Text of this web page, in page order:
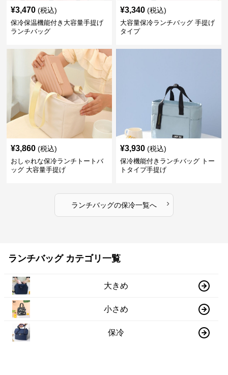
¥3,470 (税込)
保冷保温機能付き大容量手提げ
ランチバッグ
¥3,340 (税込)
大容量保冷ランチバッグ 手提げ
タイプ
¥3,860 (税込)
おしゃれな保冷ランチトートバ
ッグ 大容量手提げ
¥3,930 (税込)
保冷機能付きランチバッグ トー
トタイプ手提げ
ランチバッグの保冷一覧へ ›
ランチバッグ カテゴリ一覧
大きめ
小さめ
保冷